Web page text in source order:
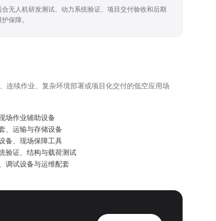
合无人机研发测试、动力系统验证、项目交付验收和后期
护保障。
连续作业、复杂环境部署或项目化交付的低空应用场
场作业辅助设备
、运输与存储设备
备、现场保障工具
验证、结构与载荷测试
调试设备与运维配套